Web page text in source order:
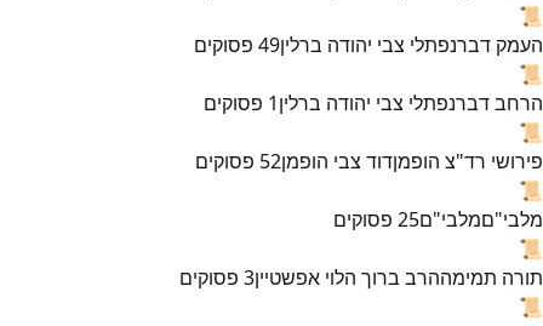
📜
העמק דברנפתלי צבי יהודה ברלין49 פסוקים
📜
הרחב דברנפתלי צבי יהודה ברלין1 פסוקים
📜
פירושי רד"צ הופמןדוד צבי הופמן52 פסוקים
📜
מלבי"םמלבי"ם25 פסוקים
📜
תורה תמימההרב ברוך הלוי אפשטיין3 פסוקים
📜